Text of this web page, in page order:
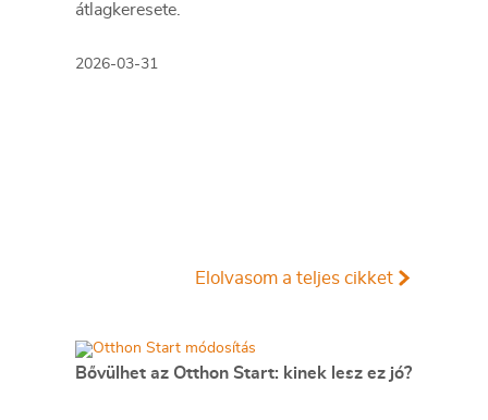
átlagkeresete.
2026-03-31
Elolvasom a teljes cikket
Bővülhet az Otthon Start: kinek lesz ez jó?